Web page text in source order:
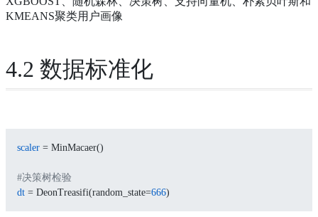
4.2 数据标准化
scaler = MinMacaer()
#决策树检验
dt = DeonTreasifi(random_state=666)